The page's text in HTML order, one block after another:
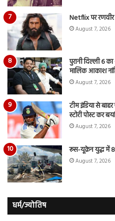
Netflix पर रणवीर
August 7, 2026
पुरानी दिल्ली 6
मालिक आकाश
August 7, 2026
टीम इंडिया से
स्टोरी पोस्ट कर
August 7, 2026
रूस-यूक्रेन युद्ध में
August 7, 2026
धर्म/ज्योतिष